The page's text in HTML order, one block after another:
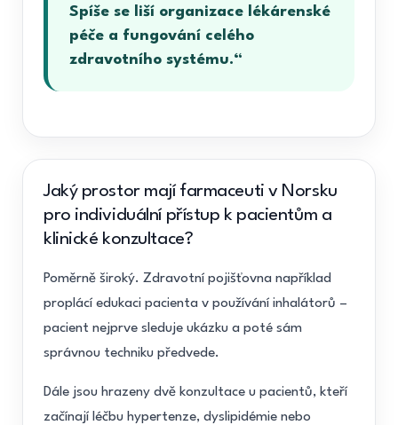
Spíše se liší organizace lékárenské
péče a fungování celého
zdravotního systému.“
Jaký prostor mají farmaceuti v Norsku
pro individuální přístup k pacientům a
klinické konzultace?
Poměrně široký. Zdravotní pojišťovna například
proplácí edukaci pacienta v používání inhalátorů –
pacient nejprve sleduje ukázku a poté sám
správnou techniku předvede.
Dále jsou hrazeny dvě konzultace u pacientů, kteří
začínají léčbu hypertenze, dyslipidémie nebo